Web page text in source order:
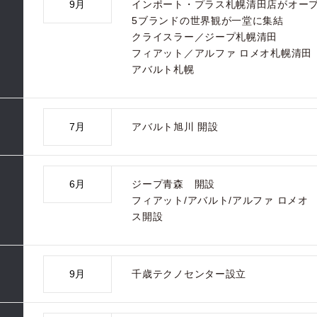
9月
インポート・プラス札幌清田店がオー
5ブランドの世界観が一堂に集結
クライスラー／ジープ札幌清田
フィアット／アルファ ロメオ札幌清田
アバルト札幌
7月
アバルト旭川 開設
6月
ジープ青森 開設
フィアット/アバルト/アルファ ロメオ
ス開設
9月
千歳テクノセンター設立